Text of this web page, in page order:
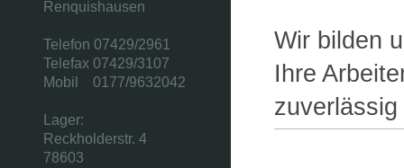
Wir bilden
Ihre
Renquishausen
Telefon 07429/2961
Telefax 07429/3107
Mobil 0177/9632042
Lager:
Reckholderstr. 4
78603